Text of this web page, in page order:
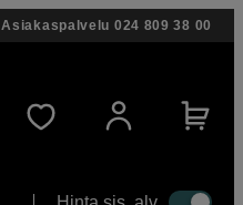
Asiakaspalvelu 024 809 38 00